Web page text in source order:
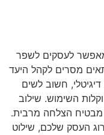
לעסקים לשפר
לקהל היעד
חשוב לשים
השימוש. שילוב
הצלחה מרבית.
שלכם, שילוט